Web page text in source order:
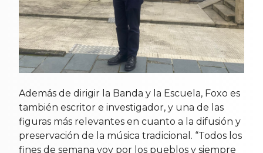
Además de dirigir la Banda y la Escuela, Foxo es
también escritor e investigador, y una de las
figuras más relevantes en cuanto a la difusión y
preservación de la música tradicional. “Todos los
fines de semana voy por los pueblos y siempre